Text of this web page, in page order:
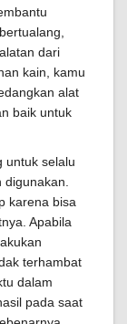
dari
kain, kamu
alat
baik untuk
untuk selalu
karena bisa
Apabila
terhambat
dalam
pada saat